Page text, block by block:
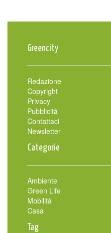
Greencity
Redazione
Copyright
Privacy
Pubblicità
Contattaci
Newsletter
Categorie
Ambiente
Green Life
Mobilità
Casa
Tag